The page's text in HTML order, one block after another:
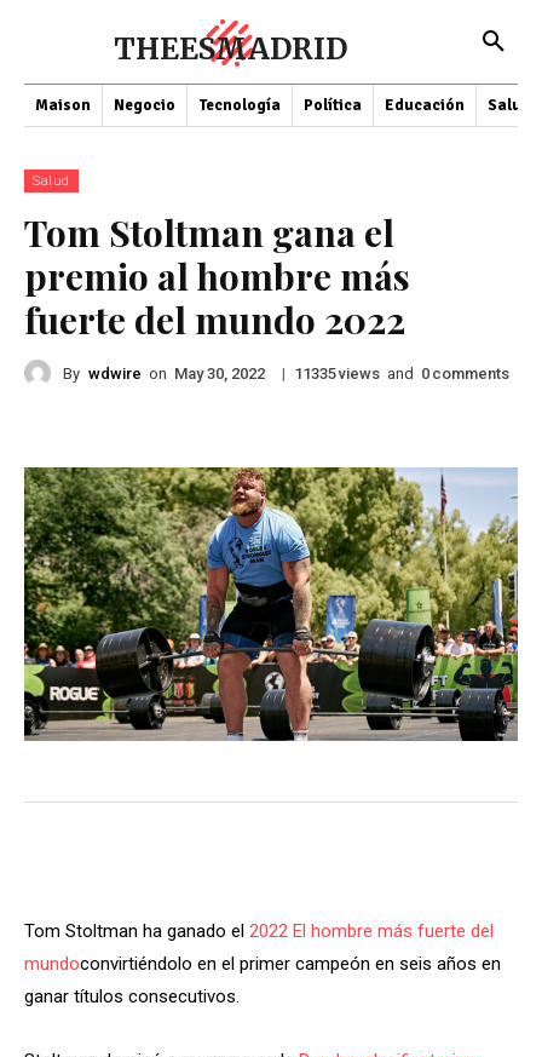
THEESMADRID
Maison Negocio Tecnología Política Educación Salud
Salud
Tom Stoltman gana el
premio al hombre más
fuerte del mundo 2022
By wdwire on May 30, 2022 | 11335views and 0 comments
Tom Stoltman ha ganado el 2022 El hombre más fuerte del
mundoconvirtiéndolo en el primer campeón en seis años en
ganar títulos consecutivos.